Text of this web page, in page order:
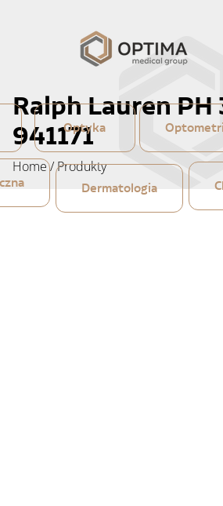
Optyka
Dermatologia
Ralph Lauren PH
941171
Home/Produkty